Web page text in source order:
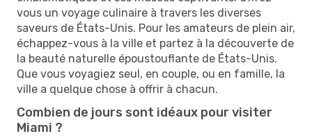
vous un voyage culinaire à travers les diverses
saveurs de États-Unis. Pour les amateurs de plein air,
échappez-vous à la ville et partez à la découverte de
la beauté naturelle époustouflante de États-Unis.
Que vous voyagiez seul, en couple, ou en famille, la
ville a quelque chose à offrir à chacun.
Combien de jours sont idéaux pour visiter
Miami ?